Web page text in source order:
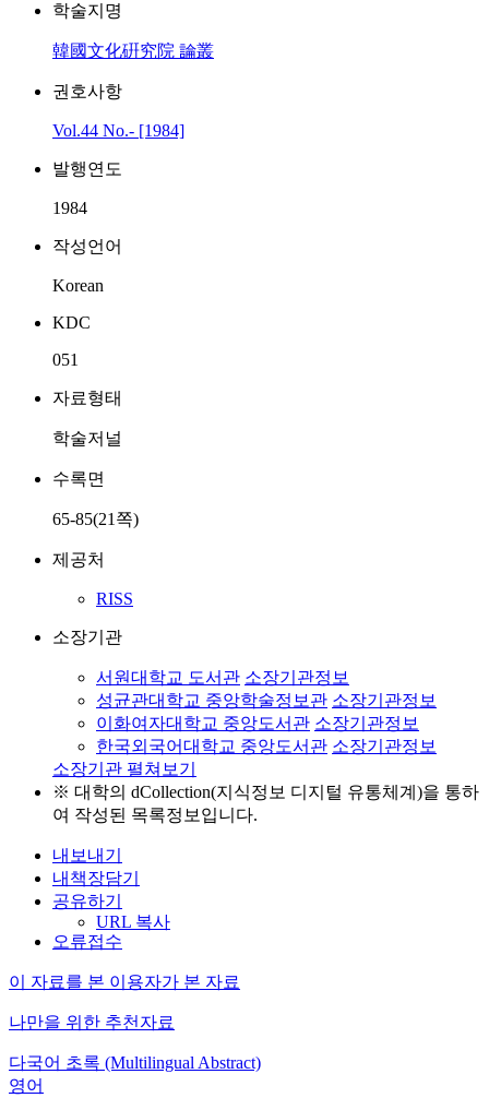
학술지명
韓國文化硏究院 論叢
권호사항
Vol.44 No.- [1984]
발행연도
1984
작성언어
Korean
KDC
051
자료형태
학술저널
수록면
65-85(21쪽)
제공처
RISS
소장기관
서원대학교 도서관 소장기관정보
성균관대학교 중앙학술정보관 소장기관정보
이화여자대학교 중앙도서관 소장기관정보
한국외국어대학교 중앙도서관 소장기관정보
소장기관 펼쳐보기
※ 대학의 dCollection(지식정보 디지털 유통체계)을 통하
여 작성된 목록정보입니다.
내보내기
내책장담기
공유하기
URL 복사
오류접수
이 자료를 본 이용자가 본 자료
나만을 위한 추천자료
다국어 초록 (Multilingual Abstract)
영어